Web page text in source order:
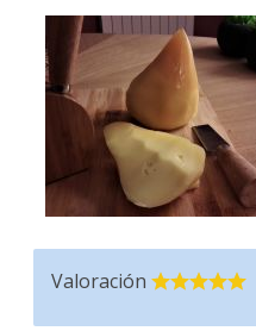
Valoración